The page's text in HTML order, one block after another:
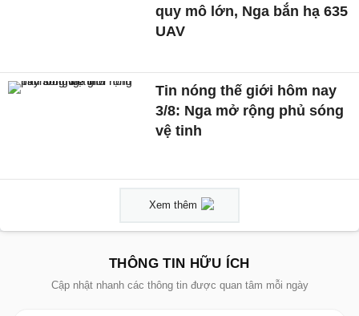
quy mô lớn, Nga bắn hạ 635
UAV
Tin nóng thế giới hôm nay
3/8: Nga mở rộng phủ sóng
vệ tinh
Xem thêm
THÔNG TIN HỮU ÍCH
Cập nhật nhanh các thông tin được quan tâm mỗi ngày